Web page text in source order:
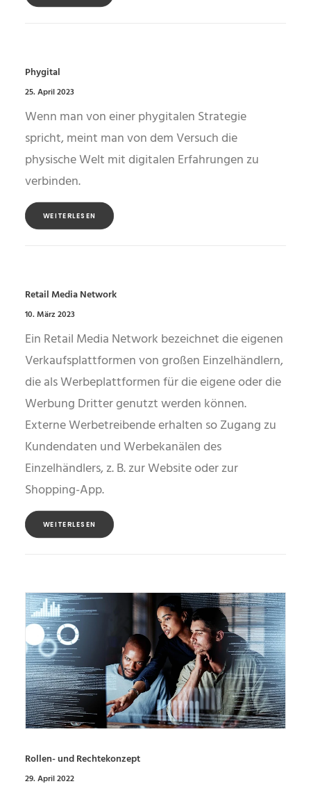
Phygital
25. April 2023
Wenn man von einer phygitalen Strategie
spricht, meint man von dem Versuch die
physische Welt mit digitalen Erfahrungen zu
verbinden.
WEITERLESEN
Retail Media Network
10. März 2023
Ein Retail Media Network bezeichnet die eigenen
Verkaufsplattformen von großen Einzelhändlern,
die als Werbeplattformen für die eigene oder die
Werbung Dritter genutzt werden können.
Externe Werbetreibende erhalten so Zugang zu
Kundendaten und Werbekanälen des
Einzelhändlers, z. B. zur Website oder zur
Shopping-App.
WEITERLESEN
Rollen- und Rechtekonzept
29. April 2022